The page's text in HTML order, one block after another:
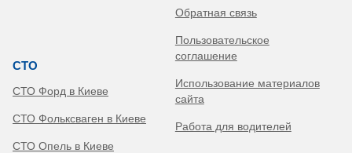
СТО
СТО Форд в Киеве
СТО Фольксваген в Киеве
СТО Опель в Киеве
Обратная связь
Пользовательское
соглашение
Использование материалов
сайта
Работа для водителей